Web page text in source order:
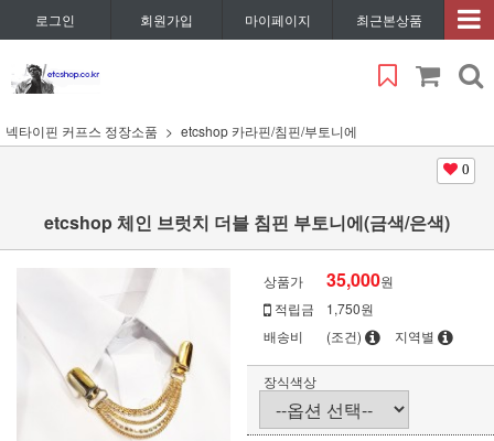
로그인 회원가입 마이페이지 최근본상품
넥타이핀 커프스 정장소품 etcshop 카라핀/침핀/부토니에
0
etcshop 체인 브럿치 더블 침핀 부토니에(금색/은색)
상품가 35,000원
적립금
1,750원
배송비
(조건) 지역별
장식색상